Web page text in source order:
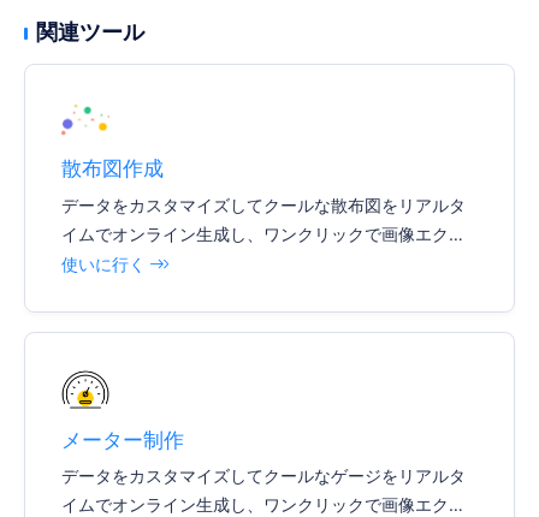
関連ツール
散布図作成
データをカスタマイズしてクールな散布図をリアルタ
イムでオンライン生成し、ワンクリックで画像エクス
ポートをサポートし、様々なドキュメントやレポート
使いに行く
メーター制作
データをカスタマイズしてクールなゲージをリアルタ
イムでオンライン生成し、ワンクリックで画像エクス